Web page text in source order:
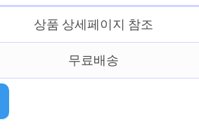
상품 상세페이지 참조
무료배송